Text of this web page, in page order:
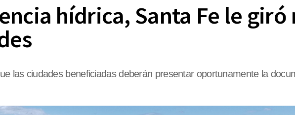
hídrica, Santa Fe le
las ciudades beneficiadas deberán presentar oportunamente la